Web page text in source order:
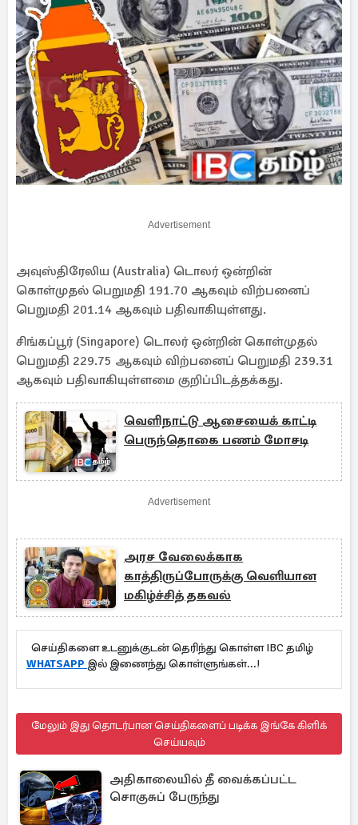
Advertisement
அவுஸ்திரேலிய (Australia) டொலர் ஒன்றின்
கொள்முதல் பெறுமதி 191.70 ஆகவும் விற்பனைப்
பெறுமதி 201.14 ஆகவும் பதிவாகியுள்ளது.
சிங்கப்பூர் (Singapore) டொலர் ஒன்றின் கொள்முதல்
பெறுமதி 229.75 ஆகவும் விற்பனைப் பெறுமதி 239.31
ஆகவும் பதிவாகியுள்ளமை குறிப்பிடத்தக்கது.
வெளிநாட்டு ஆசையைக் காட்டி
பெருந்தொகை பணம் மோசடி
Advertisement
அரச வேலைக்காக
காத்திருப்போருக்கு வெளியான
மகிழ்ச்சித் தகவல்
செய்திகளை உடனுக்குடன் தெரிந்து கொள்ள IBC தமிழ்
WHATSAPP இல் இணைந்து கொள்ளுங்கள்...!
மேலும் இது தொடர்பான செய்திகளைப் படிக்க இங்கே கிளிக்
செய்யவும்
அதிகாலையில் தீ வைக்கப்பட்ட
சொகுசுப் பேருந்து